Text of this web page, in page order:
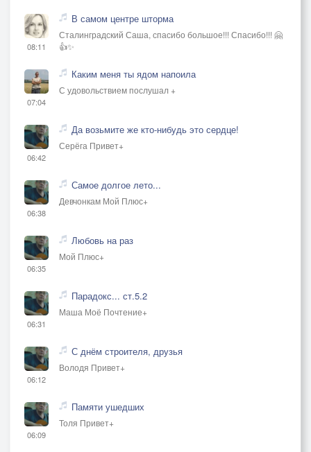
08:11
В самом центре шторма
Сталинградский Саша, спасибо большое!!! Спасибо!!! 🤗
👍✨
07:04
Каким меня ты ядом напоила
С удовольствием послушал +
06:42
Да возьмите же кто-нибудь это сердце!
Серёга Привет+
06:38
Самое долгое лето...
Девчонкам Мой Плюс+
06:35
Любовь на раз
Мой Плюс+
06:31
Парадокс... ст.5.2
Маша Моё Почтение+
06:12
С днём строителя, друзья
Володя Привет+
06:09
Памяти ушедших
Толя Привет+